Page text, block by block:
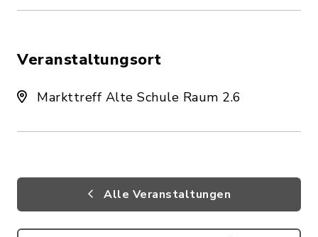
Veranstaltungsort
Markttreff Alte Schule Raum 2.6
Alle Veranstaltungen